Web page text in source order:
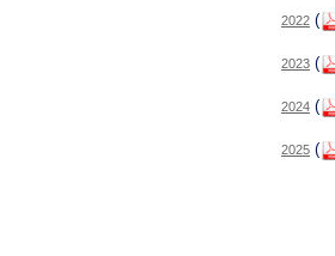
2022 (
2023 (
2024 (
2025 (